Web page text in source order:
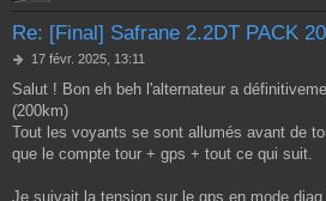
Re: [Final] Safrane 2.2DT PACK
M
s
s
a
17 févr. 2025, 13:11
Salut ! Bon eh beh l'alternateur a
(200km)
Tout les voyants se sont allumés avant de
que le compte tour + gps + tout ce qui suit.
Je suivait la tension sur le gps en mode diag